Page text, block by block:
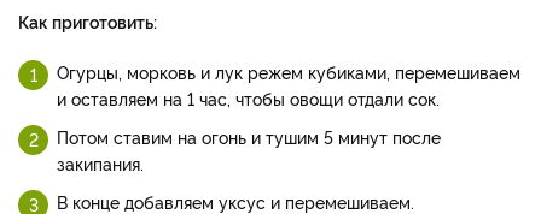
Как приготовить:
Огурцы, морковь и лук режем кубиками, перемешиваем
и оставляем на 1 час, чтобы овощи отдали сок.
Потом ставим на огонь и тушим 5 минут после
закипания.
В конце добавляем уксус и перемешиваем.